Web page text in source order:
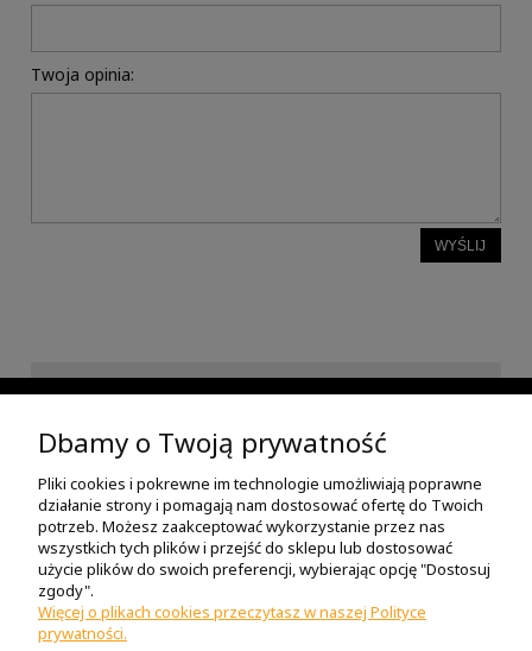
Twoja opinia:
WYŚLIJ
POMOC
O NAS
Dbamy o Twoją prywatność
Pliki cookies i pokrewne im technologie umożliwiają poprawne
działanie strony i pomagają nam dostosować ofertę do Twoich
potrzeb. Możesz zaakceptować wykorzystanie przez nas
wszystkich tych plików i przejść do sklepu lub dostosować
użycie plików do swoich preferencji, wybierając opcję "Dostosuj
zgody".
Więcej o plikach cookies przeczytasz w naszej Polityce
prywatności.